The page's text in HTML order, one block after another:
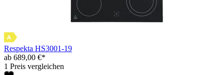
Respekta HS3001-19
ab 689,00 €*
1 Preis vergleichen